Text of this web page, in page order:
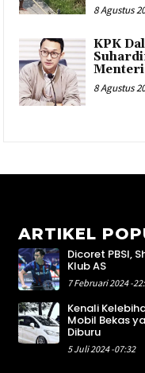
8 Agustus
KPK
8 Agustus
ARTIKEL
Dicoret PBSI,
Klub AS
7 Februari 2024 -
Kenali
Mobil Bekas
Diburu
5 Juli 2024 -07:32